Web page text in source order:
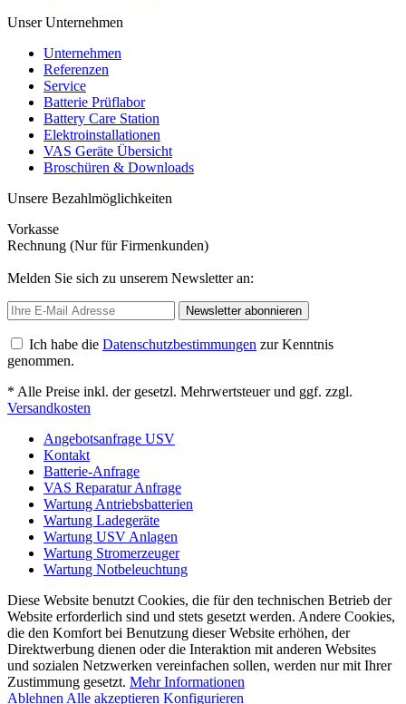
Unser Unternehmen
Unternehmen
Referenzen
Service
Batterie Prüflabor
Battery Care Station
Elektroinstallationen
VAS Geräte Übersicht
Broschüren & Downloads
Unsere Bezahlmöglichkeiten
Vorkasse
Rechnung (Nur für Firmenkunden)
Melden Sie sich zu unserem Newsletter an:
Newsletter abonnieren
Ich habe die Datenschutzbestimmungen zur Kenntnis
genommen.
* Alle Preise inkl. der gesetzl. Mehrwertsteuer und ggf. zzgl.
Versandkosten
Angebotsanfrage USV
Kontakt
Batterie-Anfrage
VAS Reparatur Anfrage
Wartung Antriebsbatterien
Wartung Ladegeräte
Wartung USV Anlagen
Wartung Stromerzeuger
Wartung Notbeleuchtung
Diese Website benutzt Cookies, die für den technischen Betrieb der
Website erforderlich sind und stets gesetzt werden. Andere Cookies,
die den Komfort bei Benutzung dieser Website erhöhen, der
Direktwerbung dienen oder die Interaktion mit anderen Websites
und sozialen Netzwerken vereinfachen sollen, werden nur mit Ihrer
Zustimmung gesetzt. Mehr Informationen
Ablehnen Alle akzeptieren Konfigurieren